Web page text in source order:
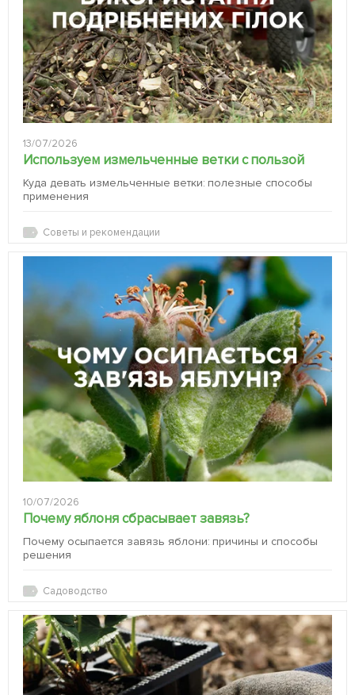
13/07/2026
Используем измельченные ветки с пользой
Куда девать измельченные ветки: полезные способы
применения
Советы и рекомендации
10/07/2026
Почему яблоня сбрасывает завязь?
Почему осыпается завязь яблони: причины и способы
решения
Садоводство